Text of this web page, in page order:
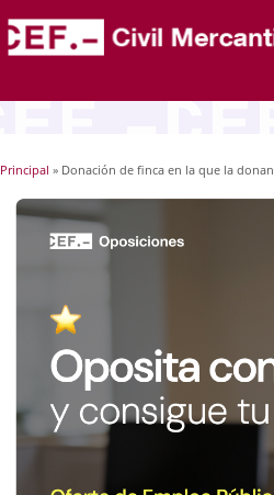
Usted está aquí
Principal » Donación de finca en la que la